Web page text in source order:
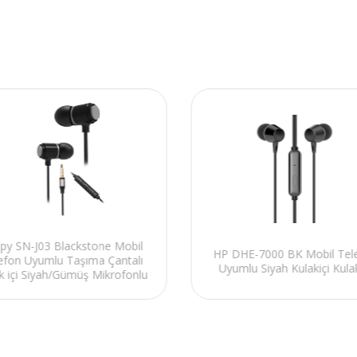
SN-J03 Blackstone Mobil
Uyumlu Taşıma Çantalı
içi Siyah/Gümüş Mikrofonlu
HP DHE-7000 BK Mobil
Uyumlu Siyah Kulakiçi